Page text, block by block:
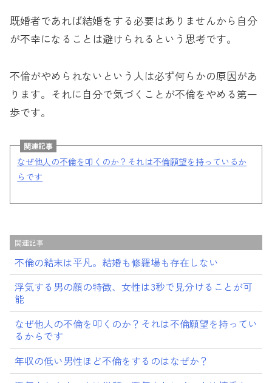
既婚者であれば結婚をする必要はありませんから自分
が不幸になることは避けられるという思考です。
不倫がやめられないという人は必ず何らかの原因があ
ります。それに自分で気づくことが不倫をやめる第一
歩です。
関連記事
なぜ他人の不倫を叩くのか？それは不倫願望を持っているか
らです
関連記事
不倫の結末は平凡。結婚も修羅場も存在しない
浮気する男の顔の特徴、女性は3秒で見分けることが可
能
なぜ他人の不倫を叩くのか？それは不倫願望を持ってい
るからです
年収の低い男性ほど不倫をするのはなぜか？